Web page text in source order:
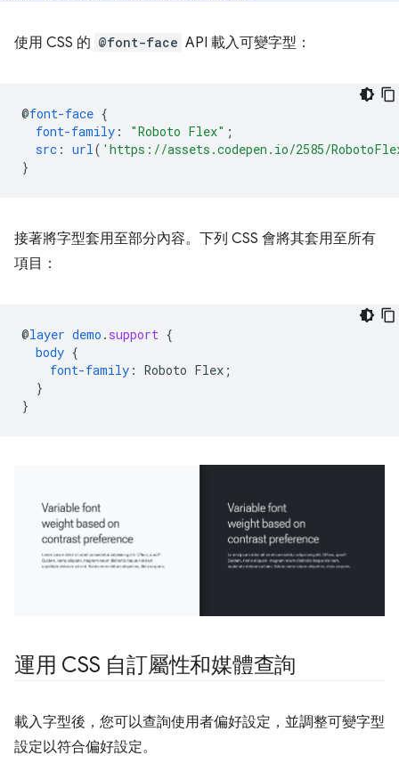
使用 CSS 的 @font-face API 載入可變字型：
@font-face {
font-family : "Roboto Flex" ;
src : url( 'https://assets.codepen.io/2585/
}
接著將字型套用至部分內容。下列 CSS 會將其套用至所有
項目：
@layer demo . support {
body {
font-family : Roboto Flex ;
}
}
運用 CSS 自訂屬性和媒體查詢
載入字型後，您可以查詢使用者偏好設定，並調整可變字型
設定以符合偏好設定。